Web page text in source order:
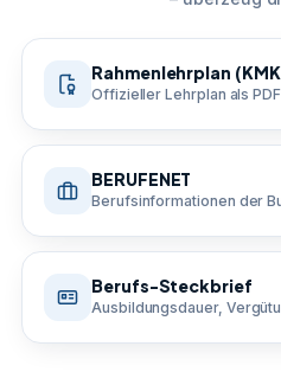
Rahmenlehrplan
Offizieller Lehrplan als PDF
BERUFENET
Berufsinformationen der
Berufs-Steckbrief
Ausbildungsdauer,